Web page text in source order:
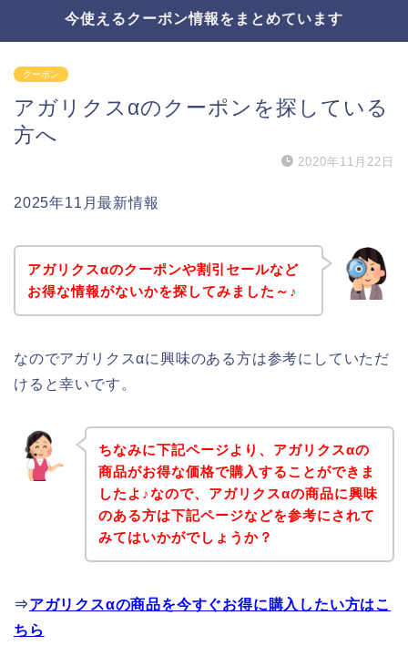
今使えるクーポン情報をまとめています
クーポン
アガリクスαのクーポンを探している
方へ
2020年11月22日
2025年11月最新情報
アガリクスαのクーポンや割引セールなど
お得な情報がないかを探してみました～♪
なのでアガリクスαに興味のある方は参考にしていただ
けると幸いです。
ちなみに下記ページより、アガリクスαの
商品がお得な価格で購入することができま
したよ♪なので、アガリクスαの商品に興味
のある方は下記ページなどを参考にされて
みてはいかがでしょうか？
⇒アガリクスαの商品を今すぐお得に購入したい方はこ
ちら